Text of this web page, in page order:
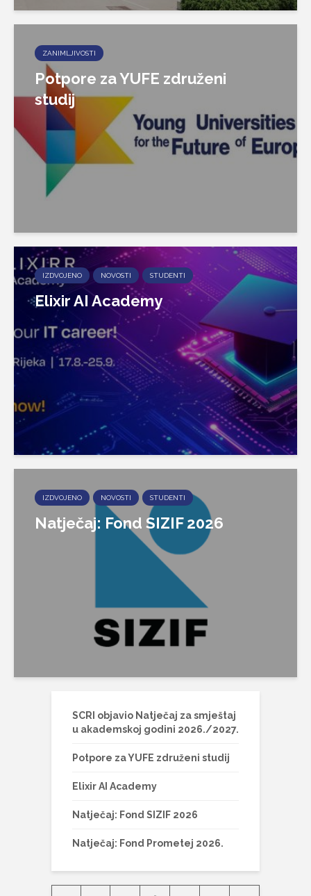
ZANIMLJIVOSTI
Potpore za YUFE združeni
studij
IZDVOJENO NOVOSTI STUDENTI
Elixir AI Academy
IZDVOJENO NOVOSTI STUDENTI
Natječaj: Fond SIZIF 2026
SCRI objavio Natječaj za smještaj
u akademskoj godini 2026./2027.
Potpore za YUFE združeni studij
Elixir AI Academy
Natječaj: Fond SIZIF 2026
Natječaj: Fond Prometej 2026.